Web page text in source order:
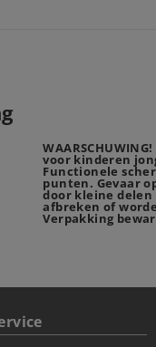
voor kinderen
Functionele
punten. Gevaar
door kleine
afbreken of
Verpakking